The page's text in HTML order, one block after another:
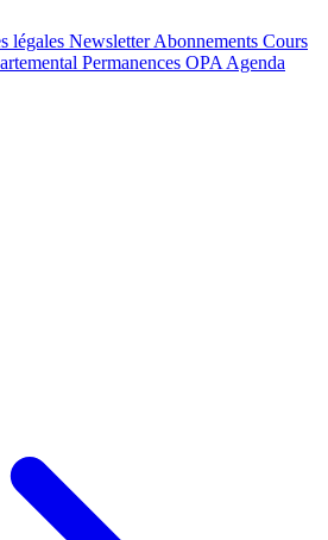
légales NewsletterAbonnements Cours
Permanences OPA Agenda